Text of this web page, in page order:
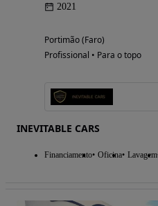
2021
Portimão (Faro)
Profissional • Para o topo
INEVITABLE CARS
Financiamento Oficina Lavagem